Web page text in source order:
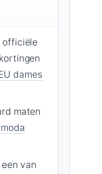
officiële
dames
maten
van